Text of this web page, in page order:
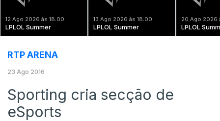
12 Ago 2026 às 18:00
LPLOL Summer
13 Ago 2026 às 18:00
LPLOL Summer
20 Ago 2026
LPLOL
RTP ARENA
23 Ago 2016
Sporting cria secção de
eSports